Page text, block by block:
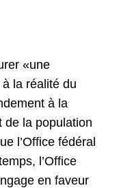
«une
la réalité du
à la
de la population
l’Office fédéral
l’Office
en faveur